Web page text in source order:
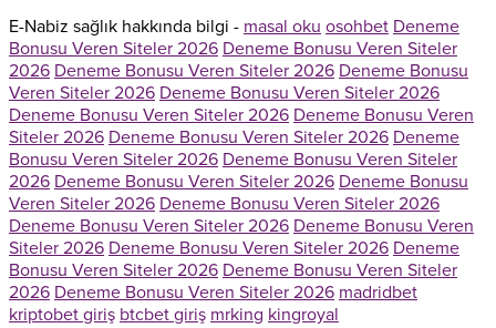
E-Nabiz sağlık hakkında bilgi - masal oku osohbet Deneme
Bonusu Veren Siteler 2026 Deneme Bonusu Veren Siteler
2026 Deneme Bonusu Veren Siteler 2026 Deneme Bonusu
Veren Siteler 2026 Deneme Bonusu Veren Siteler 2026
Deneme Bonusu Veren Siteler 2026 Deneme Bonusu Veren
Siteler 2026 Deneme Bonusu Veren Siteler 2026 Deneme
Bonusu Veren Siteler 2026 Deneme Bonusu Veren Siteler
2026 Deneme Bonusu Veren Siteler 2026 Deneme Bonusu
Veren Siteler 2026 Deneme Bonusu Veren Siteler 2026
Deneme Bonusu Veren Siteler 2026 Deneme Bonusu Veren
Siteler 2026 Deneme Bonusu Veren Siteler 2026 Deneme
Bonusu Veren Siteler 2026 Deneme Bonusu Veren Siteler
2026 Deneme Bonusu Veren Siteler 2026 madridbet
kriptobet giriş btcbet giriş mrking kingroyal